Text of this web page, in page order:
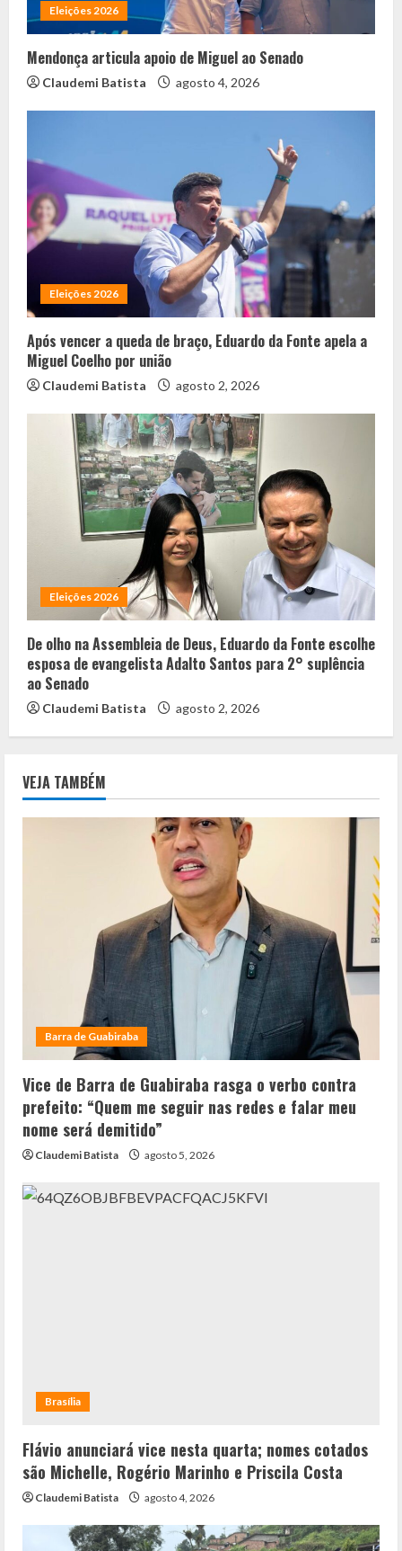
Eleições 2026
Mendonça articula apoio de Miguel ao Senado
Claudemi Batista agosto 4, 2026
Eleições 2026
Após vencer a queda de braço, Eduardo da Fonte apela a
Miguel Coelho por união
Claudemi Batista agosto 2, 2026
Eleições 2026
De olho na Assembleia de Deus, Eduardo da Fonte escolhe
esposa de evangelista Adalto Santos para 2° suplência
ao Senado
Claudemi Batista agosto 2, 2026
VEJA TAMBÉM
Barra de Guabiraba
Vice de Barra de Guabiraba rasga o verbo contra
prefeito: “Quem me seguir nas redes e falar meu
nome será demitido”
Claudemi Batista agosto 5, 2026
Brasília
Flávio anunciará vice nesta quarta; nomes cotados
são Michelle, Rogério Marinho e Priscila Costa
Claudemi Batista agosto 4, 2026